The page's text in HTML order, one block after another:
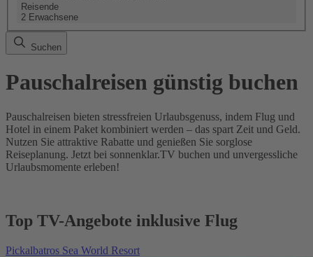
Reisende
2 Erwachsene
Suchen
Pauschalreisen günstig buchen
Pauschalreisen bieten stressfreien Urlaubsgenuss, indem Flug und
Hotel in einem Paket kombiniert werden – das spart Zeit und Geld.
Nutzen Sie attraktive Rabatte und genießen Sie sorglose
Reiseplanung. Jetzt bei sonnenklar.TV buchen und unvergessliche
Urlaubsmomente erleben!
Top TV-Angebote inklusive Flug
Pickalbatros Sea World Resort